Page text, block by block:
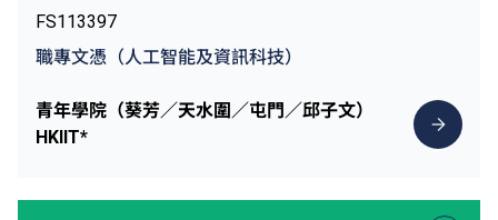
FS113397
職專文憑（人工智能及資訊科技）
青年學院（葵芳／天水圍／屯門／邱子文）
HKIIT*